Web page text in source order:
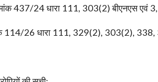
437/24 धारा 111, 303(2) बीएनएस एवं
114/26 धारा 111, 329(2), 303(2),